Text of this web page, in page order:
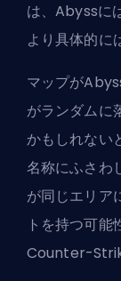
は、Abyssに
より具体的に
マップが
がランダムに
かもしれない
名称にふさわ
が同じエリア
トを持つ可能
Counter-